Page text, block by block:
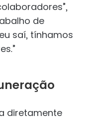
de
saí, tínhamos
diretamente